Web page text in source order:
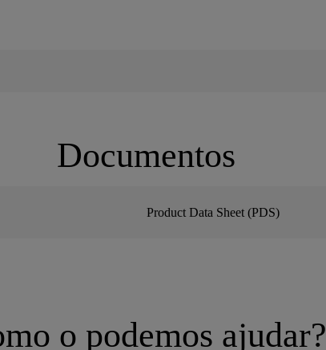
Documentos
Product Data Sheet (PDS)
o podemos ajudar?